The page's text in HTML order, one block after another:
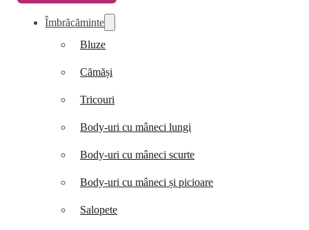
Îmbrăcăminte
Bluze
Cămăși
Tricouri
Body-uri cu mâneci lungi
Body-uri cu mâneci scurte
Body-uri cu mâneci și picioare
Salopete